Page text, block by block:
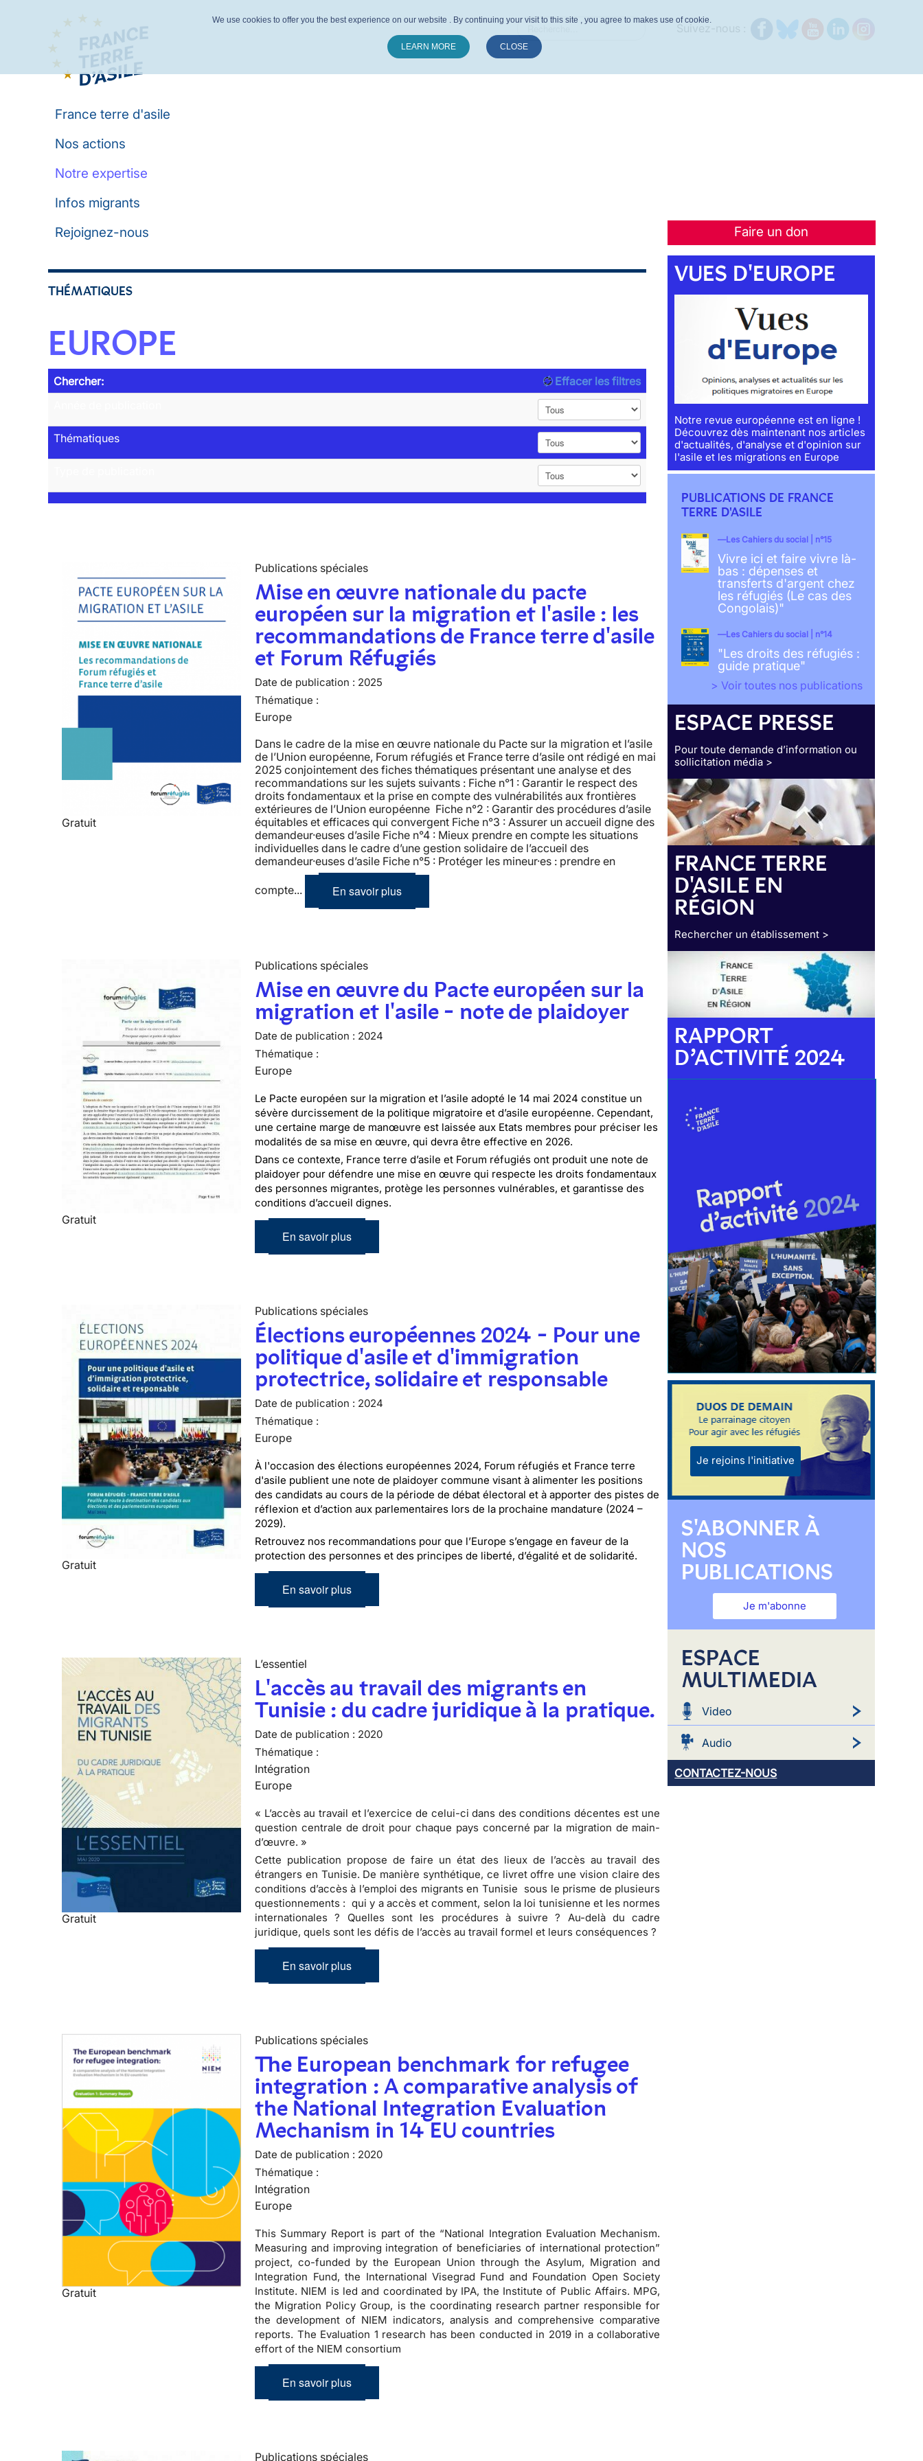
France terre d'asile
Nos actions
Notre expertise
Infos migrants
Faire un don
Rejoignez-nous
THÉMATIQUES
EUROPE
Chercher:
Effacer les filtres
Thématiques
Gratuit
Publications spéciales
Mise en œuvre nationale du pacte
européen sur la migration et l'asile : les
recommandations de France terre d'asile
et Forum Réfugiés
Date de publication : 2025
Thématique :
Europe
Dans le cadre de la mise en œuvre nationale du Pacte sur la migration et l’asile
de l’Union européenne, Forum réfugiés et France terre d’asile ont rédigé en mai
2025 conjointement des fiches thématiques présentant une analyse et des
recommandations sur les sujets suivants : Fiche n°1 : Garantir le respect des
droits fondamentaux et la prise en compte des vulnérabilités aux frontières
extérieures de l’Union européenne Fiche n°2 : Garantir des procédures d’asile
équitables et efficaces qui convergent Fiche n°3 : Assurer un accueil digne des
demandeur·euses d’asile Fiche n°4 : Mieux prendre en compte les situations
individuelles dans le cadre d’une gestion solidaire de l’accueil des
demandeur·euses d’asile Fiche n°5 : Protéger les mineur·es : prendre en
compte... En savoir plus
Gratuit
Publications spéciales
Mise en œuvre du Pacte européen sur la
migration et l'asile - note de plaidoyer
Date de publication : 2024
Thématique :
Europe
Le Pacte européen sur la migration et l’asile adopté le 14 mai 2024 constitue un
sévère durcissement de la politique migratoire et d’asile européenne. Cependant,
une certaine marge de manœuvre est laissée aux Etats membres pour préciser les
modalités de sa mise en œuvre, qui devra être effective en 2026.
Dans ce contexte, France terre d’asile et Forum réfugiés ont produit une note de
plaidoyer pour défendre une mise en œuvre qui respecte les droits fondamentaux
des personnes migrantes, protège les personnes vulnérables, et garantisse des
conditions d’accueil dignes.
En savoir plus
Gratuit
Publications spéciales
Élections européennes 2024 - Pour une
politique d'asile et d'immigration
protectrice, solidaire et responsable
Date de publication : 2024
Thématique :
Europe
À l'occasion des élections européennes 2024, Forum réfugiés et France terre
d'asile publient une note de plaidoyer commune visant à alimenter les positions
des candidats au cours de la période de débat électoral et à apporter des pistes de
réflexion et d’action aux parlementaires lors de la prochaine mandature (2024 –
2029).
Retrouvez nos recommandations pour que l’Europe s’engage en faveur de la
protection des personnes et des principes de liberté, d’égalité et de solidarité.
En savoir plus
Gratuit
L’essentiel
L'accès au travail des migrants en
Tunisie : du cadre juridique à la pratique.
Date de publication : 2020
Thématique :
Intégration
Europe
« L’accès au travail et l’exercice de celui-ci dans des conditions décentes est une
question centrale de droit pour chaque pays concerné par la migration de main-
d’œuvre. »
Cette publication propose de faire un état des lieux de l’accès au travail des
étrangers en Tunisie. De manière synthétique, ce livret offre une vision claire des
conditions d’accès à l’emploi des migrants en Tunisie sous le prisme de plusieurs
questionnements : qui y a accès et comment, selon la loi tunisienne et les normes
internationales ? Quelles sont les procédures à suivre ? Au-delà du cadre
juridique, quels sont les défis de l’accès au travail formel et leurs conséquences ?
En savoir plus
Gratuit
Publications spéciales
The European benchmark for refugee
integration : A comparative analysis of
the National Integration Evaluation
Mechanism in 14 EU countries
Date de publication : 2020
Thématique :
Intégration
Europe
This Summary Report is part of the “National Integration Evaluation Mechanism.
Measuring and improving integration of beneficiaries of international protection”
project, co-funded by the European Union through the Asylum, Migration and
Integration Fund, the International Visegrad Fund and Foundation Open Society
Institute. NIEM is led and coordinated by IPA, the Institute of Public Affairs. MPG,
the Migration Policy Group, is the coordinating research partner responsible for
the development of NIEM indicators, analysis and comprehensive comparative
reports. The Evaluation 1 research has been conducted in 2019 in a collaborative
effort of the NIEM consortium
En savoir plus
Publications spéciales
VUES D'EUROPE
Notre revue européenne est en ligne !
Découvrez dès maintenant nos articles
d'actualités, d'analyse et d'opinion sur
l'asile et les migrations en Europe
PUBLICATIONS DE FRANCE
TERRE D'ASILE
Les Cahiers du social | n°15
Vivre ici et faire vivre là-
bas : dépenses et
transferts d'argent chez
les réfugiés (Le cas des
Congolais)"
Les Cahiers du social | n°14
"Les droits des réfugiés :
guide pratique"
> Voir toutes nos publications
ESPACE PRESSE
Pour toute demande d’information ou
sollicitation média >
FRANCE TERRE
D'ASILE EN
RÉGION
Rechercher un établissement >
RAPPORT
D’ACTIVITÉ 2024
Je rejoins l'initiative
S'ABONNER À
NOS
PUBLICATIONS
Je m'abonne
ESPACE
MULTIMEDIA
Video
Audio
CONTACTEZ-NOUS
We use cookies to offer you the best experience on our website . By continuing your visit to this site , you agree to makes use of cookie.
LEARN MORE CLOSE